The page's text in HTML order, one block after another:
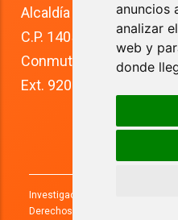
anuncios
analizar
web y
donde
Alcaldía Tlalpan
C.P. 14050
Conmutador: +52 (55)
Ext. 9200
Investigaciones y Estudios
Derechos Reservados.